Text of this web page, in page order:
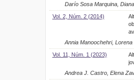
Darío Sosa Marquina,
Vol. 2, Núm. 2 (2014)
Annia Manoochehri,
Vol. 11, Núm. 1 (2023)
Andrea J. Castro, Elena